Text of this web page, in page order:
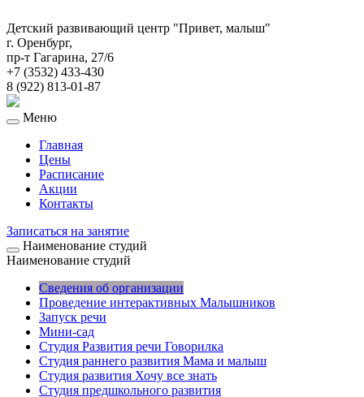
Версия для слабовидящих: Изображения:
Размер шрифта:
Детский развивающий центр "Привет, малыш"
г. Оренбург,
пр-т Гагарина, 27/6
+7 (3532) 433-430
8 (922) 813-01-87
Меню
Главная
Цены
Расписание
Акции
Контакты
Записаться на занятие
Наименование студий
Наименование студий
Сведения об организации
Проведение интерактивных Малышников
Запуск речи
Мини-сад
Студия Развития речи Говорилка
Студия раннего развития Мама и малыш
Студия развития Хочу все знать
Студия предшкольного развития